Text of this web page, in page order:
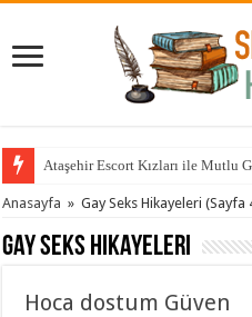
Ataşehir Escort Kızları ile Mutlu
Anasayfa » Gay Seks Hikayeleri (Sayfa
Gay Seks Hikayeleri
Hoca dostum Güven